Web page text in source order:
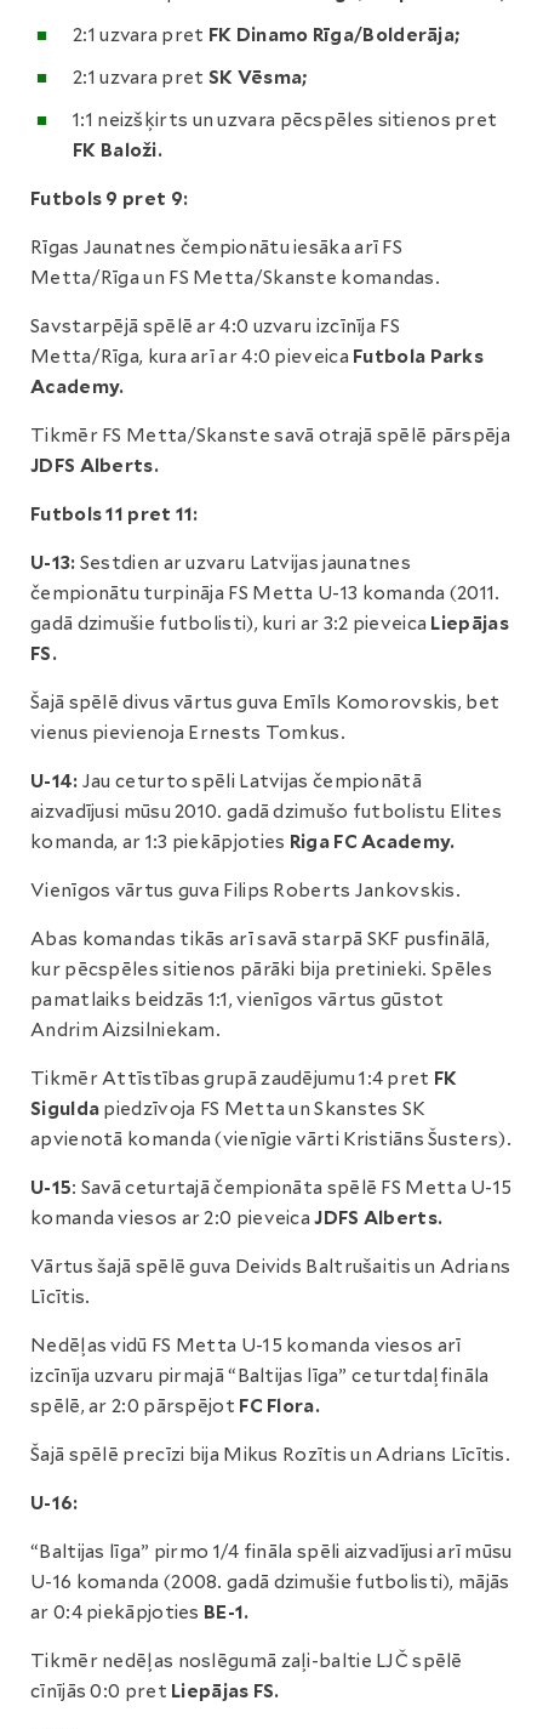
2:1 uzvara pret FK Dinamo Rīga/Bolderāja;
2:1 uzvara pret SK Vēsma;
1:1 neizšķirts un uzvara pēcspēles sitienos pret
FK Baloži.
Futbols 9 pret 9:
Rīgas Jaunatnes čempionātu iesāka arī FS
Metta/Rīga un FS Metta/Skanste komandas.
Savstarpējā spēlē ar 4:0 uzvaru izcīnīja FS
Metta/Rīga, kura arī ar 4:0 pieveica Futbola Parks
Academy.
Tikmēr FS Metta/Skanste savā otrajā spēlē pārspēja
JDFS Alberts.
Futbols 11 pret 11:
U-13: Sestdien ar uzvaru Latvijas jaunatnes
čempionātu turpināja FS Metta U-13 komanda (2011.
gadā dzimušie futbolisti), kuri ar 3:2 pieveica Liepājas
FS.
Šajā spēlē divus vārtus guva Emīls Komorovskis, bet
vienus pievienoja Ernests Tomkus.
U-14: Jau ceturto spēli Latvijas čempionātā
aizvadījusi mūsu 2010. gadā dzimušo futbolistu Elites
komanda, ar 1:3 piekāpjoties Riga FC Academy.
Vienīgos vārtus guva Filips Roberts Jankovskis.
Abas komandas tikās arī savā starpā SKF pusfinālā,
kur pēcspēles sitienos pārāki bija pretinieki. Spēles
pamatlaiks beidzās 1:1, vienīgos vārtus gūstot
Andrim Aizsilniekam.
Tikmēr Attīstības grupā zaudējumu 1:4 pret FK
Sigulda piedzīvoja FS Metta un Skanstes SK
apvienotā komanda (vienīgie vārti Kristiāns Šusters).
U-15: Savā ceturtajā čempionāta spēlē FS Metta U-15
komanda viesos ar 2:0 pieveicaJDFS Alberts.
Vārtus šajā spēlē guva Deivids Baltrušaitis un Adrians
Līcītis.
Nedēļas vidū FS Metta U-15 komanda viesos arī
izcīnīja uzvaru pirmajā “Baltijas līga” ceturtdaļfināla
spēlē, ar 2:0 pārspējot FC Flora.
Šajā spēlē precīzi bija Mikus Rozītis un Adrians Līcītis.
U-16:
“Baltijas līga” pirmo 1/4 fināla spēli aizvadījusi arī mūsu
U-16 komanda (2008. gadā dzimušie futbolisti), mājās
ar 0:4 piekāpjoties BE-1.
Tikmēr nedēļas noslēgumā zaļi-baltie LJČ spēlē
cīnījās 0:0 pret Liepājas FS.